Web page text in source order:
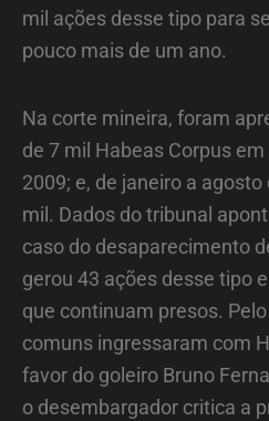
mil ações desse tipo para
pouco mais de um ano.
Na corte mineira, foram
de 7 mil Habeas Corpus
2009; e, de janeiro a
mil. Dados do tribunal
caso do desaparecimento
gerou 43 ações desse tipo
que continuam presos.
comuns ingressaram com
favor do goleiro Bruno
o desembargador critica a